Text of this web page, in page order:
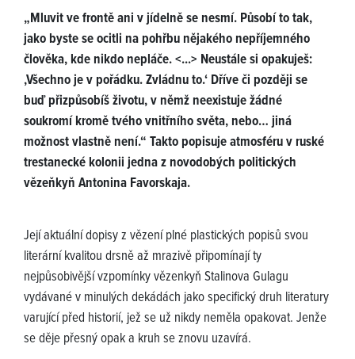
„Mluvit ve frontě ani v jídelně se nesmí. Působí to tak,
jako byste se ocitli na pohřbu nějakého nepříjemného
člověka, kde nikdo nepláče. <...> Neustále si opakuješ:
‚Všechno je v pořádku. Zvládnu to.‘ Dříve či později se
buď přizpůsobíš životu, v němž neexistuje žádné
soukromí kromě tvého vnitřního světa, nebo… jiná
možnost vlastně není.“ Takto popisuje atmosféru v ruské
trestanecké kolonii jedna z novodobých politických
vězeňkyň Antonina Favorskaja.
Její aktuální dopisy z vězení plné plastických popisů svou
literární kvalitou drsně až mrazivě připomínají ty
nejpůsobivější vzpomínky vězenkyň Stalinova Gulagu
vydávané v minulých dekádách jako specifický druh literatury
varující před historií, jež se už nikdy neměla opakovat. Jenže
se děje přesný opak a kruh se znovu uzavírá.